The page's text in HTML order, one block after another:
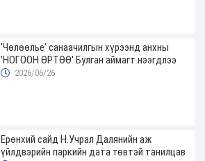
'Чөлөөлье' санаачилгын хүрээнд анхны
'НОГООН ӨРТӨӨ' Булган аймагт нээгдлээ
2026/06/26
Ерөнхий сайд Н.Учрал Далянийн аж
үйлдвэрийн паркийн дата төвтэй танилцав